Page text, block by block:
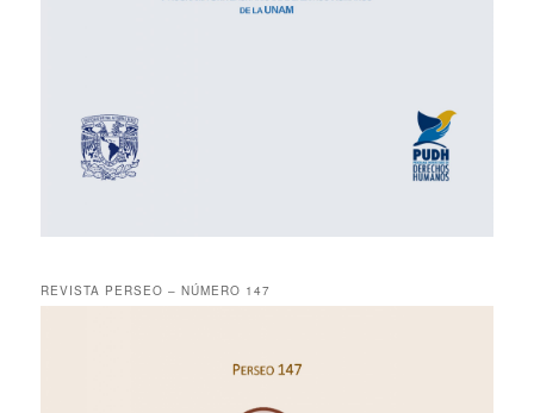
REVISTA PERSEO – NÚMERO 147